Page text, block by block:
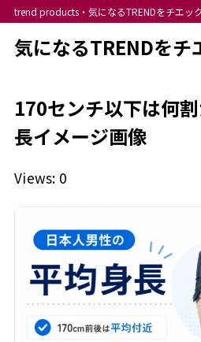
trend products・気になるTRENDをチエッ
気になるTRENDをチ
170センチ以下は何
長イメージ画像
Views: 0